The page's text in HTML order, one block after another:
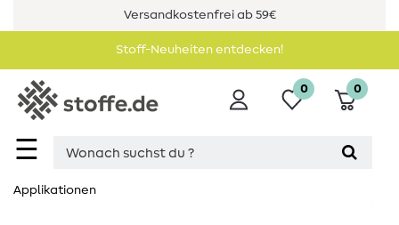
Versandkostenfrei ab 59€
Stoff-Neuheiten entdecken!
☰
0 0
Applikationen